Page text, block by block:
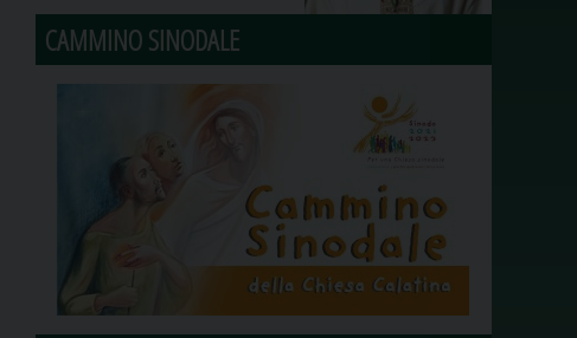
CAMMINO SINODALE